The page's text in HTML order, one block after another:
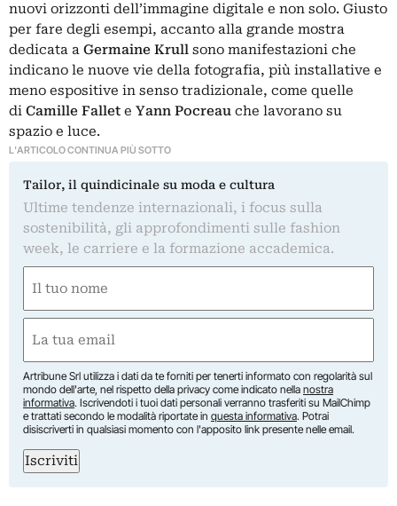
nuovi orizzonti dell’immagine digitale e non solo. Giusto
per fare degli esempi, accanto alla grande mostra
dedicata a Germaine Krull sono manifestazioni che
indicano le nuove vie della fotografia, più installative e
meno espositive in senso tradizionale, come quelle
di Camille Fallet e Yann Pocreau che lavorano su
spazio e luce.
L'ARTICOLO CONTINUA PIÙ SOTTO
Tailor, il quindicinale su moda e cultura
Ultime tendenze internazionali, i focus sulla
sostenibilità, gli approfondimenti sulle fashion
week, le carriere e la formazione accademica.
(Required)
(Required)
Artribune Srl utilizza i dati da te forniti per tenerti informato con regolarità sul
mondo dell'arte, nel rispetto della privacy come indicato nella nostra
informativa. Iscrivendoti i tuoi dati personali verranno trasferiti su MailChimp
e trattati secondo le modalità riportate in questa informativa. Potrai
disiscriverti in qualsiasi momento con l'apposito link presente nelle email.
Iscriviti